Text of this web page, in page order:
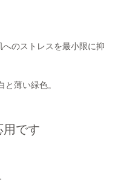
のストレスを最小限に抑
薄い緑色。
用です